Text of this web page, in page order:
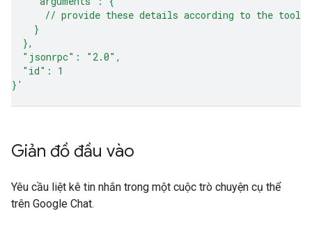
// provide these details according to the tool
    }
  },
  "jsonrpc": "2.0",
  "id": 1
}'
Giản đồ đầu vào
Yêu cầu liệt kê tin nhắn trong một cuộc trò chuyện cụ thể
trên Google Chat.